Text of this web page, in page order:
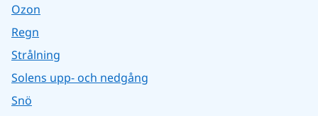
Ozon
Regn
Strålning
Solens upp- och nedgång
Snö